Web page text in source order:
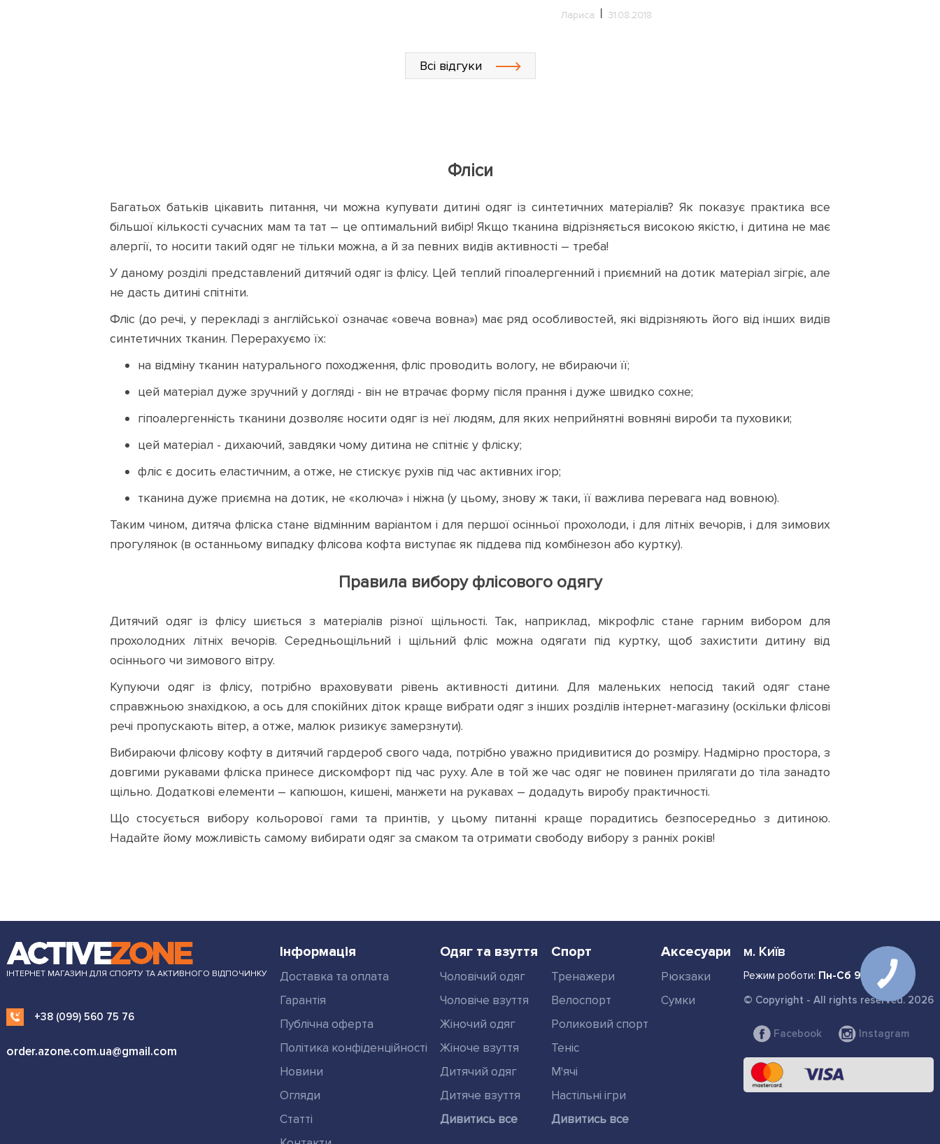
Лариса 31.08.2018
Всі відгуки
Фліси
Багатьох батьків цікавить питання, чи можна купувати дитині одяг із синтетичних матеріалів? Як показує практика все
більшої кількості сучасних мам та тат – це оптимальний вибір! Якщо тканина відрізняється високою якістю, і дитина не має
алергії, то носити такий одяг не тільки можна, а й за певних видів активності – треба!
У даному розділі представлений дитячий одяг із флісу. Цей теплий гіпоалергенний і приємний на дотик матеріал зігріє, але
не дасть дитині спітніти.
Фліс (до речі, у перекладі з англійської означає «овеча вовна») має ряд особливостей, які відрізняють його від інших видів
синтетичних тканин. Перерахуємо їх:
на відміну тканин натурального походження, фліс проводить вологу, не вбираючи її;
цей матеріал дуже зручний у догляді - він не втрачає форму після прання і дуже швидко сохне;
гіпоалергенність тканини дозволяє носити одяг із неї людям, для яких неприйнятні вовняні вироби та пуховики;
цей матеріал - дихаючий, завдяки чому дитина не спітніє у фліску;
фліс є досить еластичним, а отже, не стискує рухів під час активних ігор;
тканина дуже приємна на дотик, не «колюча» і ніжна (у цьому, знову ж таки, її важлива перевага над вовною).
Таким чином, дитяча фліска стане відмінним варіантом і для першої осінньої прохолоди, і для літніх вечорів, і для зимових
прогулянок (в останньому випадку флісова кофта виступає як піддева під комбінезон або куртку).
Правила вибору флісового одягу
Дитячий одяг із флісу шиється з матеріалів різної щільності. Так, наприклад, мікрофліс стане гарним вибором для
прохолодних літніх вечорів. Середньощільний і щільний фліс можна одягати під куртку, щоб захистити дитину від
осіннього чи зимового вітру.
Купуючи одяг із флісу, потрібно враховувати рівень активності дитини. Для маленьких непосід такий одяг стане
справжньою знахідкою, а ось для спокійних діток краще вибрати одяг з інших розділів інтернет-магазину (оскільки флісові
речі пропускають вітер, а отже, малюк ризикує замерзнути).
Вибираючи флісову кофту в дитячий гардероб свого чада, потрібно уважно придивитися до розміру. Надмірно простора, з
довгими рукавами фліска принесе дискомфорт під час руху. Але в той же час одяг не повинен прилягати до тіла занадто
щільно. Додаткові елементи – капюшон, кишені, манжети на рукавах – додадуть виробу практичності.
Що стосується вибору кольорової гами та принтів, у цьому питанні краще порадитись безпосередньо з дитиною.
Надайте йому можливість самому вибирати одяг за смаком та отримати свободу вибору з ранніх років!
ІНТЕРНЕТ МАГАЗИН ДЛЯ СПОРТУ ТА АКТИВНОГО ВІДПОЧИНКУ
+38 (099) 560 75 76
order.azone.com.ua@gmail.com
Інформація
Доставка та оплата
Гарантія
Публічна оферта
Політика конфіденційності
Новини
Огляди
Статті
Одяг та взуття
Чоловічий одяг
Чоловіче взуття
Жіночий одяг
Жіноче взуття
Дитячий одяг
Дитяче взуття
Дивитись все
Спорт
Тренажери
Велоспорт
Роликовий спорт
Теніс
М'ячі
Настільні ігри
Дивитись все
Аксесуари
Рюкзаки
Сумки
м. Київ
Режим роботи: Пн-Сб 9:00-22:00
© Copyright - All rights reserved. 2026
Facebook Instagram